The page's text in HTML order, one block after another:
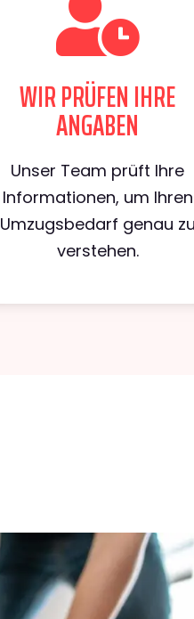
WIR PRÜFEN IHRE
ANGABEN
Unser Team prüft Ihre
Informationen, um Ihren
Umzugsbedarf genau zu
verstehen.